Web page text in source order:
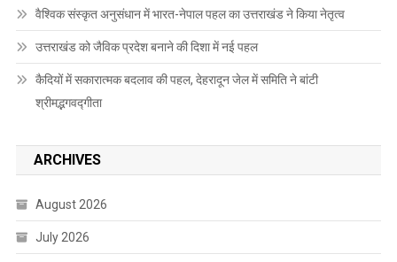
वैश्विक संस्कृत अनुसंधान में भारत-नेपाल पहल का उत्तराखंड ने किया नेतृत्व
उत्तराखंड को जैविक प्रदेश बनाने की दिशा में नई पहल
कैदियों में सकारात्मक बदलाव की पहल, देहरादून जेल में समिति ने बांटी
श्रीमद्भगवद्गीता
ARCHIVES
August 2026
July 2026